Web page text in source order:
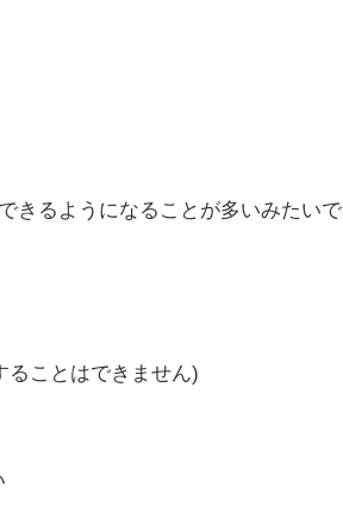
きるようになることが多いみたいで
ることはできません)